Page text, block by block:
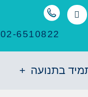
02-6510822
בתנועה